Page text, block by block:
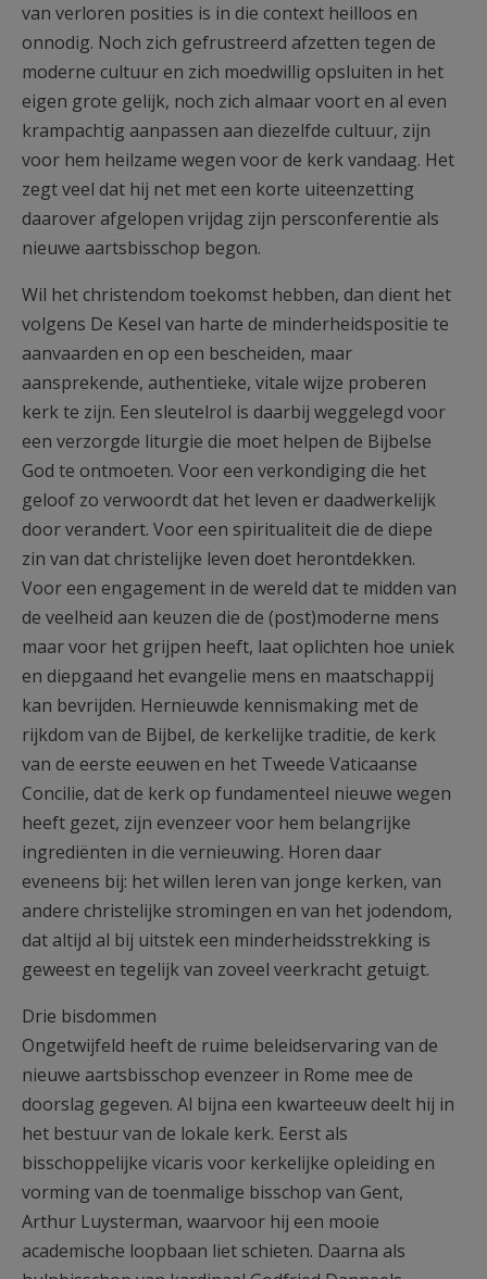
van verloren posities is in die context heilloos en
onnodig. Noch zich gefrustreerd afzetten tegen de
moderne cultuur en zich moedwillig opsluiten in het
eigen grote gelijk, noch zich almaar voort en al even
krampachtig aanpassen aan diezelfde cultuur, zijn
voor hem heilzame wegen voor de kerk vandaag. Het
zegt veel dat hij net met een korte uiteenzetting
daarover afgelopen vrijdag zijn persconferentie als
nieuwe aartsbisschop begon.
Wil het christendom toekomst hebben, dan dient het
volgens De Kesel van harte de minderheidspositie te
aanvaarden en op een bescheiden, maar
aansprekende, authentieke, vitale wijze proberen
kerk te zijn. Een sleutelrol is daarbij weggelegd voor
een verzorgde liturgie die moet helpen de Bijbelse
God te ontmoeten. Voor een verkondiging die het
geloof zo verwoordt dat het leven er daadwerkelijk
door verandert. Voor een spiritualiteit die de diepe
zin van dat christelijke leven doet herontdekken.
Voor een engagement in de wereld dat te midden van
de veelheid aan keuzen die de (post)moderne mens
maar voor het grijpen heeft, laat oplichten hoe uniek
en diepgaand het evangelie mens en maatschappij
kan bevrijden. Hernieuwde kennismaking met de
rijkdom van de Bijbel, de kerkelijke traditie, de kerk
van de eerste eeuwen en het Tweede Vaticaanse
Concilie, dat de kerk op fundamenteel nieuwe wegen
heeft gezet, zijn evenzeer voor hem belangrijke
ingrediënten in die vernieuwing. Horen daar
eveneens bij: het willen leren van jonge kerken, van
andere christelijke stromingen en van het jodendom,
dat altijd al bij uitstek een minderheidsstrekking is
geweest en tegelijk van zoveel veerkracht getuigt.
Drie bisdommen
Ongetwijfeld heeft de ruime beleidservaring van de
nieuwe aartsbisschop evenzeer in Rome mee de
doorslag gegeven. Al bijna een kwarteeuw deelt hij in
het bestuur van de lokale kerk. Eerst als
bisschoppelijke vicaris voor kerkelijke opleiding en
vorming van de toenmalige bisschop van Gent,
Arthur Luysterman, waarvoor hij een mooie
academische loopbaan liet schieten. Daarna als